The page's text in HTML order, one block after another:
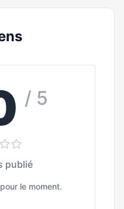
/ 5
publié
le moment.